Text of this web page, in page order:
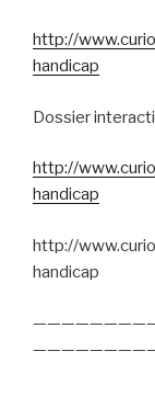
http://
handicap
Dossier
http://
handicap
http://
handicap